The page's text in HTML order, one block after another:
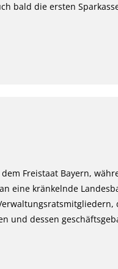
bald die ersten
Freistaat Bayern,
eine kränkelnde
und dessen